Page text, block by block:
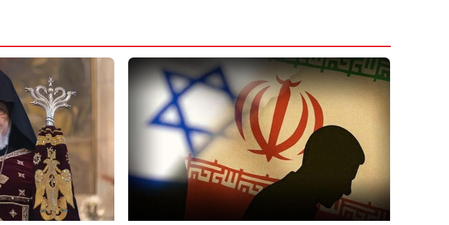
İSRAİL MAKRONU SƏRT TƏNQİD
ETDİ: “O, BİZİ ARXADAN BIÇAQLADI”
7 Avqust 2026